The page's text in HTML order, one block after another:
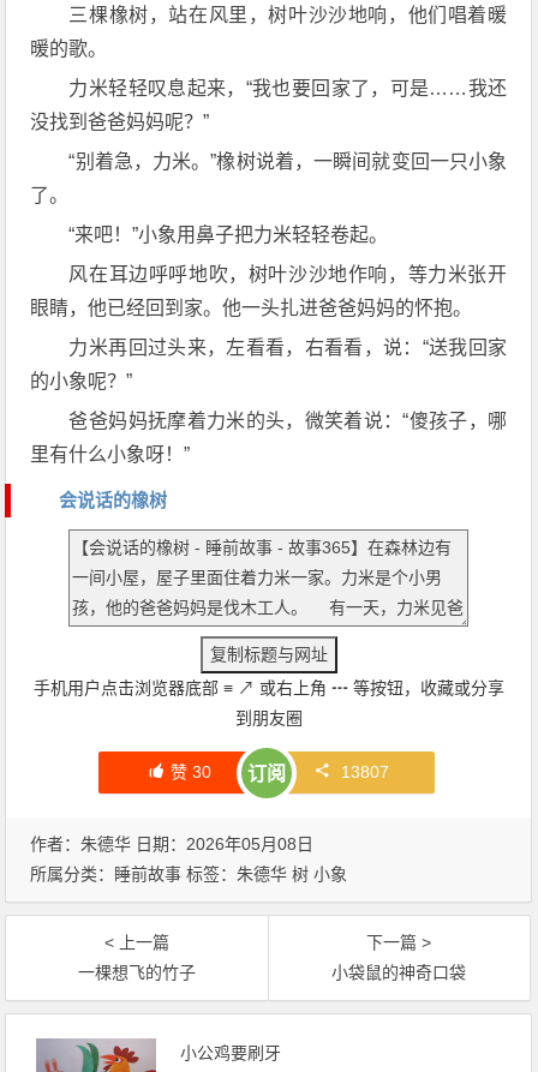
三棵橡树，站在风里，树叶沙沙地响，他们唱着暖
暖的歌。
力米轻轻叹息起来，“我也要回家了，可是……我还
没找到爸爸妈妈呢？”
“别着急，力米。”橡树说着，一瞬间就变回一只小象
了。
“来吧！”小象用鼻子把力米轻轻卷起。
风在耳边呼呼地吹，树叶沙沙地作响，等力米张开
眼睛，他已经回到家。他一头扎进爸爸妈妈的怀抱。
力米再回过头来，左看看，右看看，说：“送我回家
的小象呢？”
爸爸妈妈抚摩着力米的头，微笑着说：“傻孩子，哪
里有什么小象呀！”
会说话的橡树
手机用户点击浏览器底部 ≡ ↗ 或右上角 ┅ 等按钮，收藏或分享
到朋友圈
赞30 订阅 13807
作者：朱德华 日期：2026年05月08日
所属分类： 睡前故事 标签：朱德华 树 小象
< 上一篇
一棵想飞的竹子
下一篇 >
小袋鼠的神奇口袋
小公鸡要刷牙